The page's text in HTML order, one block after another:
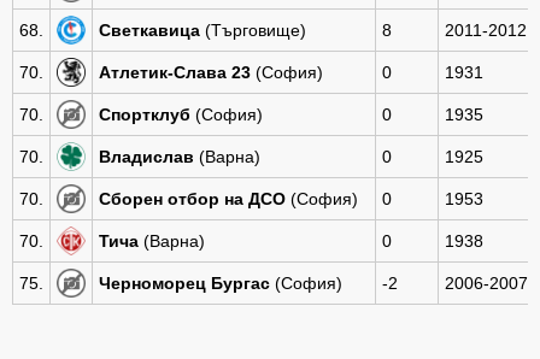
68. Светкавица (Търговище) 8 2011-2012
70. Атлетик-Слава 23 (София) 0 1931
70. Спортклуб (София) 0 1935
70. Владислав (Варна) 0 1925
70. Сборен отбор на ДСО (София) 0 1953
70. Тича (Варна) 0 1938
75. Черноморец Бургас (София) -2 2006-2007